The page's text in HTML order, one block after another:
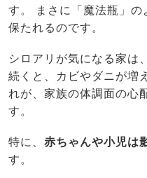
す。 まさに「魔法瓶」
保たれるのです。
シロアリが気になる家は
続くと、カビやダニが増
れが、家族の体調面の心
す。
特に、 赤ちゃんや小児は
す。